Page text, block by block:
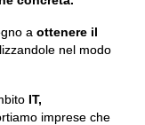
a ottenere il
nel modo
IT,
imprese che